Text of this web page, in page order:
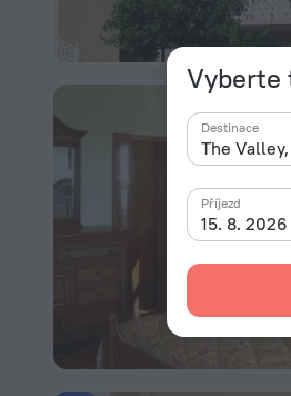
Vyberte
Destinace
15. 8. 2026
Příjezd